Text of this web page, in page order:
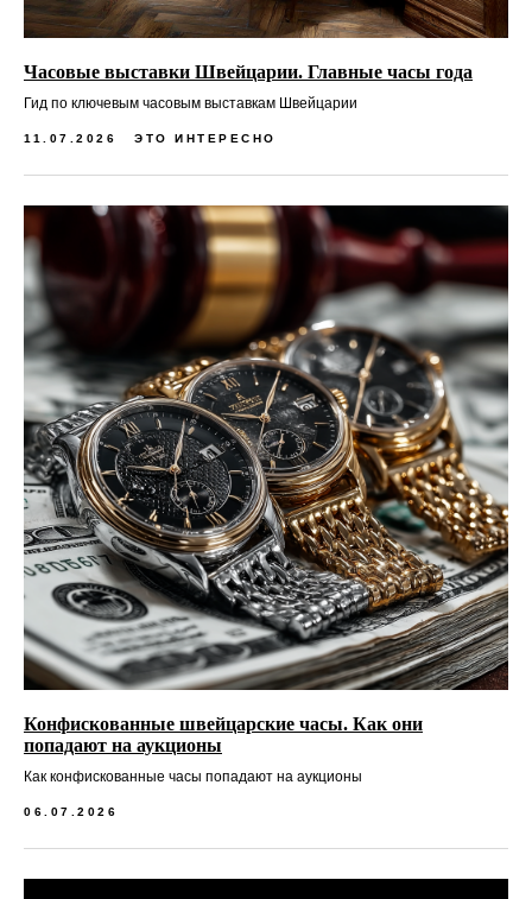
Часовые выставки Швейцарии. Главные часы года
Гид по ключевым часовым выставкам Швейцарии
11.07.2026 ЭТО ИНТЕРЕСНО
Конфискованные швейцарские часы. Как они
попадают на аукционы
Как конфискованные часы попадают на аукционы
06.07.2026